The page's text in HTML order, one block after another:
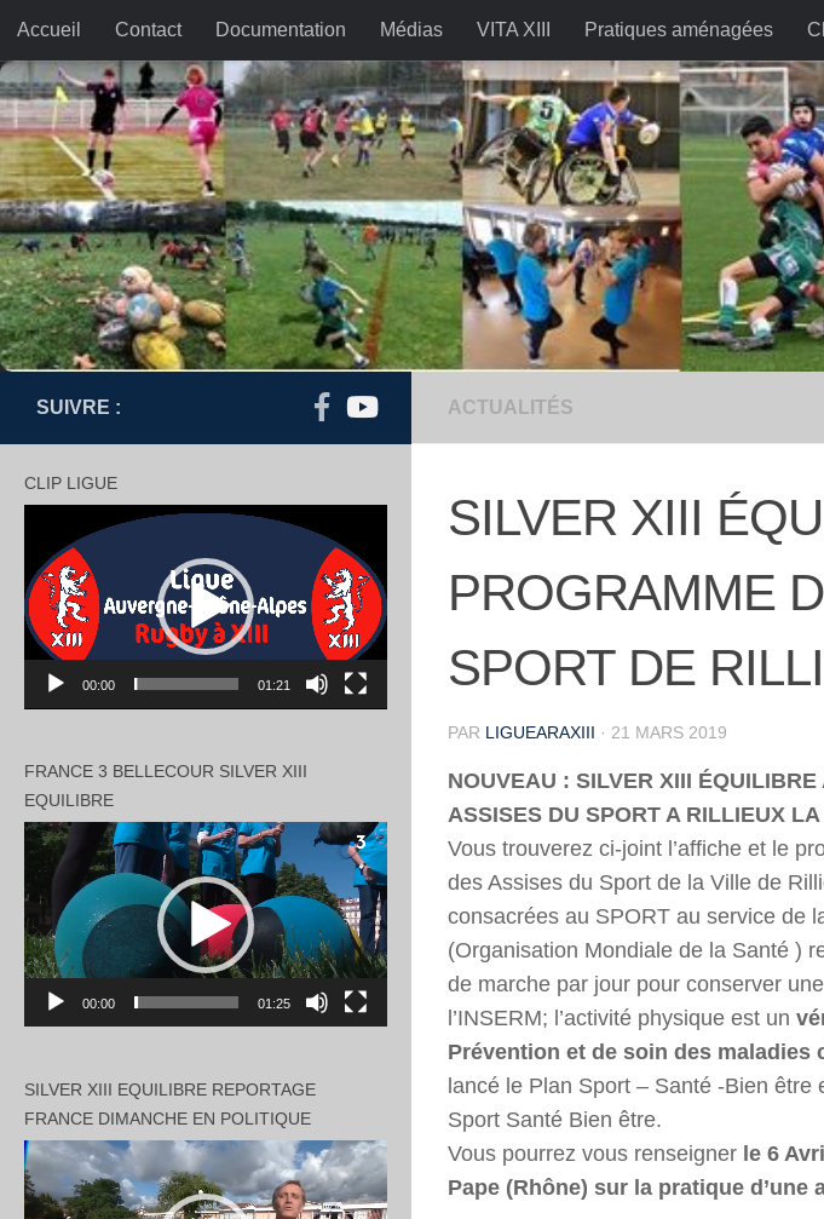
Skip to content
Accueil Contact Documentation Médias VITA XIII Pratiques aménagées
ACTUALITÉS
SILVER XIII
PROGRAMME
SPORT DE
PAR LIGUEARAXIII · 21 MARS 2019
NOUVEAU : SILVER XIII
ASSISES DU SPORT A RILLIEUX
Vous trouverez ci-joint l’affiche et le
des Assises du Sport de la Ville de
consacrées au SPORT au service de
(Organisation Mondiale de la Santé )
de marche par jour pour conserver
l’INSERM; l’activité physique est un
Prévention et de soin des maladies
lancé le Plan Sport – Santé -Bien être
Sport Santé Bien être.
Vous pourrez vous renseigner le 6
Pape (Rhône) sur la pratique
SUIVRE :
CLIP LIGUE
vidéo
00:00 01:21
FRANCE 3 BELLECOUR SILVER XIII
EQUILIBRE
Lecteur
vidéo
00:00 01:25
SILVER XIII EQUILIBRE REPORTAGE
FRANCE DIMANCHE EN POLITIQUE
Lecteur
vidéo